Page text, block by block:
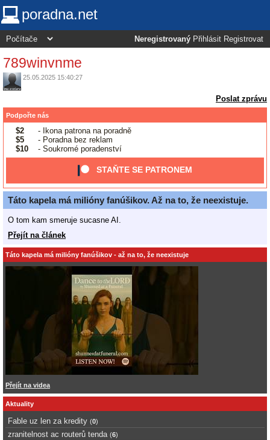
poradna.net
Neregistrovaný Přihlásit Registrovat
789winvnme
25.05.2025 15:40:27
Poslat zprávu
Podpořte nás
$2
- Ikona patrona na poradně
$5
- Poradna bez reklam
$10
- Soukromé poradenství
STAŇTE SE PATRONEM
Táto kapela má milióny fanúšikov. Až na to, že neexistuje.
O tom kam smeruje sucasne AI.
Přejít na článek
Táto kapela má milióny fanúšikov - až na to, že neexistuje
Přejít na videa
Aktuality
Fable uz len za kredity (0)
zranitelnost ac routerů tenda (6)